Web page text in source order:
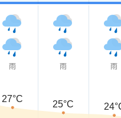
雨 雨 雨
27°C
25°C